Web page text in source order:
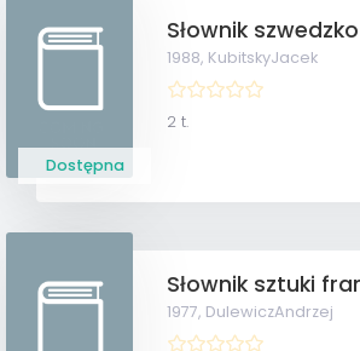
Dostępna
1988, KubitskyJacek
2 t.
Słownik sztuki
1977, DulewiczAndrzej